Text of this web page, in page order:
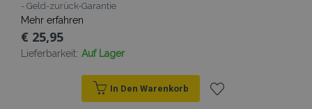
- Geld-zurück-Garantie
Mehr erfahren
€ 25,95
Lieferbarkeit: Auf Lager
In Den Warenkorb